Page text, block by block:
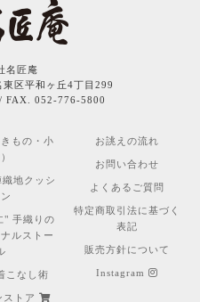
名匠庵
区平和ヶ丘4丁目299
FAX. 052-776-5800
もの・小
地クッシ
" 手織りの
ルストー
こなし術
ストア
お誂えの流れ
お問い合わせ
よくあるご質問
特定商取引法に基づく
表記
販売方針について
Instagram